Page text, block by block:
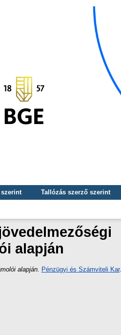
szerint Tallózás szerző szerint
alapján
alapján. Pénzügyi és Számviteli Kar.